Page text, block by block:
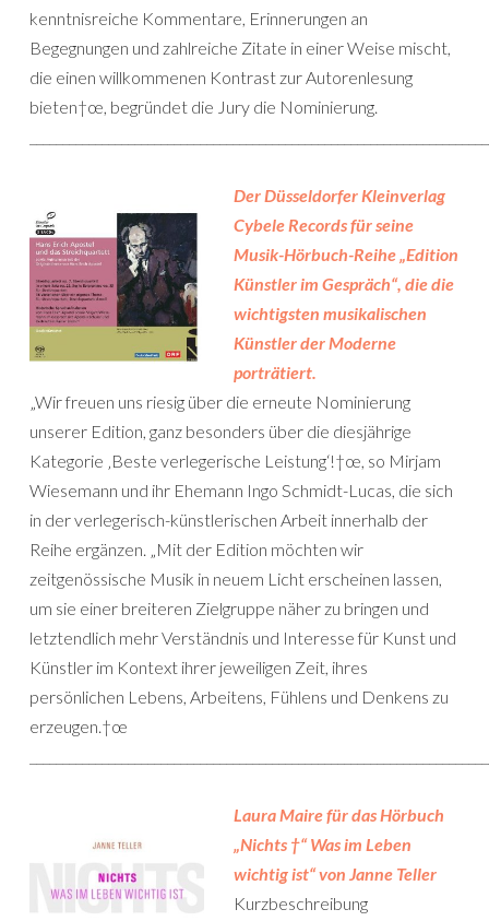
kenntnisreiche Kommentare, Erinnerungen an
Begegnungen und zahlreiche Zitate in einer Weise mischt,
die einen willkommenen Kontrast zur Autorenlesung
bieten†œ, begründet die Jury die Nominierung.
Der Düsseldorfer Kleinverlag
Cybele Records für seine
Musik-Hörbuch-Reihe „Edition
Künstler im Gespräch“, die die
wichtigsten musikalischen
Künstler der Moderne
porträtiert.
„Wir freuen uns riesig über die erneute Nominierung
unserer Edition, ganz besonders über die diesjährige
Kategorie ‚Beste verlegerische Leistung‘!†œ, so Mirjam
Wiesemann und ihr Ehemann Ingo Schmidt-Lucas, die sich
in der verlegerisch-künstlerischen Arbeit innerhalb der
Reihe ergänzen. „Mit der Edition möchten wir
zeitgenössische Musik in neuem Licht erscheinen lassen,
um sie einer breiteren Zielgruppe näher zu bringen und
letztendlich mehr Verständnis und Interesse für Kunst und
Künstler im Kontext ihrer jeweiligen Zeit, ihres
persönlichen Lebens, Arbeitens, Fühlens und Denkens zu
erzeugen.†œ
Laura Mairefür das Hörbuch
„Nichts †“ Was im Leben
wichtig ist“ von Janne Teller
Kurzbeschreibung